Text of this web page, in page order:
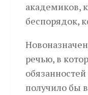
академиков,
беспорядок,
речью, в
получило бы